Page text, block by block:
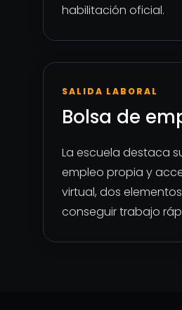
habilitación oficial.
SALIDA LABORAL
Bolsa de
La escuela destaca
empleo propia y
virtual, dos
conseguir trabajo